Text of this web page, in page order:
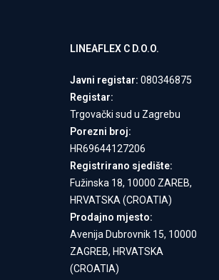
LINEAFLEX C D.O.O.
Javni registar: 080346875
Registar:
Trgovački sud u Zagrebu
Porezni broj:
HR69644127206
Registrirano sjedište:
Fužinska 18, 10000 ZAREB,
HRVATSKA (CROATIA)
Prodajno mjesto:
Avenija Dubrovnik 15, 10000
ZAGREB, HRVATSKA
(CROATIA)